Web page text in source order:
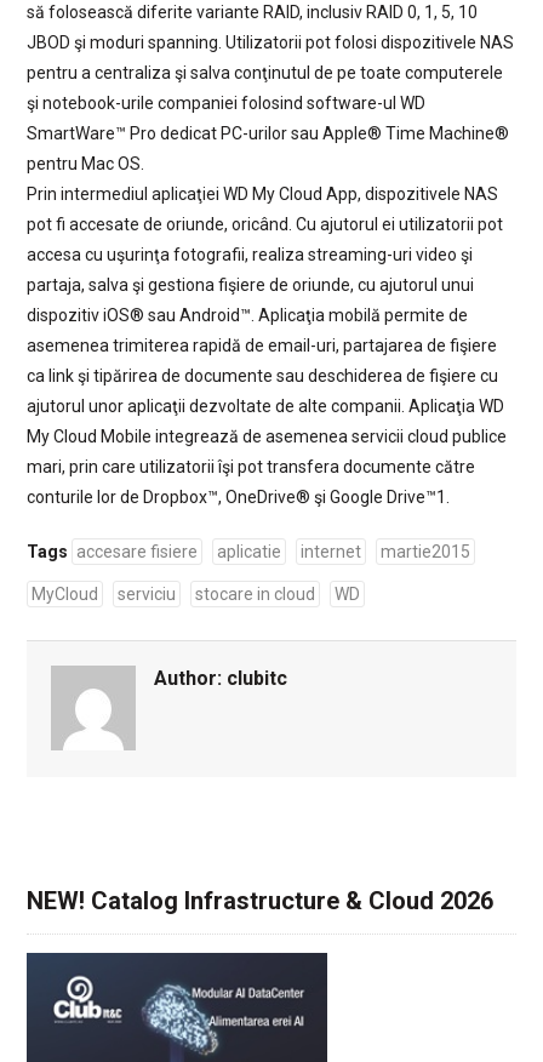
să folosească diferite variante RAID, inclusiv RAID 0, 1, 5, 10
JBOD şi moduri spanning. Utilizatorii pot folosi dispozitivele NAS
pentru a centraliza şi salva conţinutul de pe toate computerele
şi notebook-urile companiei folosind software-ul WD
SmartWare™ Pro dedicat PC-urilor sau Apple® Time Machine®
pentru Mac OS.
Prin intermediul aplicaţiei WD My Cloud App, dispozitivele NAS
pot fi accesate de oriunde, oricând. Cu ajutorul ei utilizatorii pot
accesa cu uşurinţa fotografii, realiza streaming-uri video şi
partaja, salva şi gestiona fişiere de oriunde, cu ajutorul unui
dispozitiv iOS® sau Android™. Aplicaţia mobilă permite de
asemenea trimiterea rapidă de email-uri, partajarea de fişiere
ca link şi tipărirea de documente sau deschiderea de fişiere cu
ajutorul unor aplicaţii dezvoltate de alte companii. Aplicaţia WD
My Cloud Mobile integrează de asemenea servicii cloud publice
mari, prin care utilizatorii îşi pot transfera documente către
conturile lor de Dropbox™, OneDrive® şi Google Drive™1.
Tags accesare fisiere aplicatie internet martie2015
MyCloud serviciu stocare in cloud WD
Author: clubitc
NEW! Catalog Infrastructure & Cloud 2026